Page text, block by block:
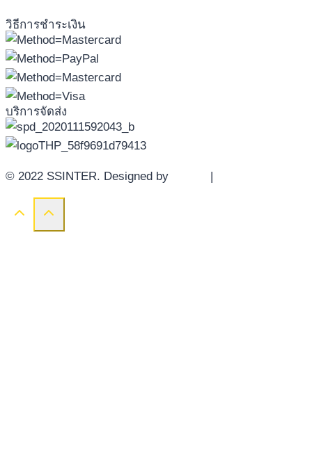
วิธีการชำระเงิน
บริการจัดส่ง
© 2022 SSINTER. Designed by |